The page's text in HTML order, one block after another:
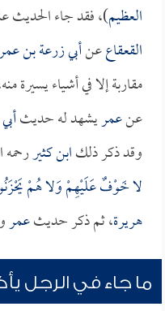
العظيم)، فقد جاء الحديث
القعقاععنأبي زرعة بن
مقاربة إلا في أشياء
عنعمريشهد له حديث
وقد ذكر ذلكابن كثيررحمه
لا خَوْفٌ عَلَيْهِمْ وَلا هُمْ
هريرة، ثم ذكر حديثعمر
ما جاء في الرجل